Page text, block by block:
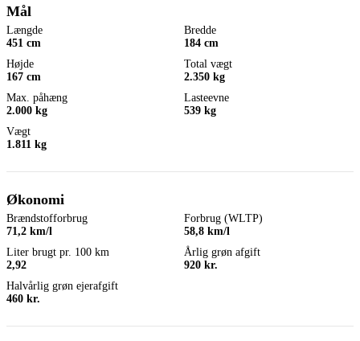
Mål
Længde
451 cm
Bredde
184 cm
Højde
167 cm
Total vægt
2.350 kg
Max. påhæng
2.000 kg
Lasteevne
539 kg
Vægt
1.811 kg
Økonomi
Brændstofforbrug
71,2 km/l
Forbrug (WLTP)
58,8 km/l
Liter brugt pr. 100 km
2,92
Årlig grøn afgift
920 kr.
Halvårlig grøn ejerafgift
460 kr.